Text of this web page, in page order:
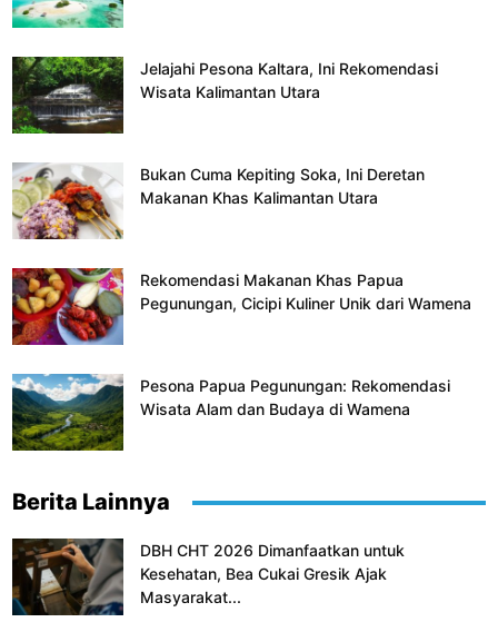
Jelajahi Pesona Kaltara, Ini Rekomendasi
Wisata Kalimantan Utara
Bukan Cuma Kepiting Soka, Ini Deretan
Makanan Khas Kalimantan Utara
Rekomendasi Makanan Khas Papua
Pegunungan, Cicipi Kuliner Unik dari Wamena
Pesona Papua Pegunungan: Rekomendasi
Wisata Alam dan Budaya di Wamena
Berita Lainnya
DBH CHT 2026 Dimanfaatkan untuk
Kesehatan, Bea Cukai Gresik Ajak
Masyarakat...